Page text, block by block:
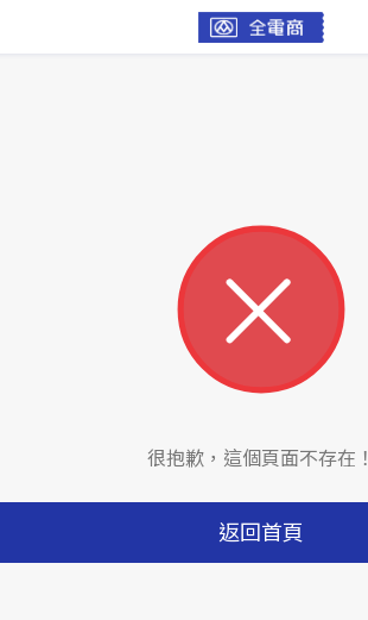
很抱歉，這個頁面不存在！
返回首頁